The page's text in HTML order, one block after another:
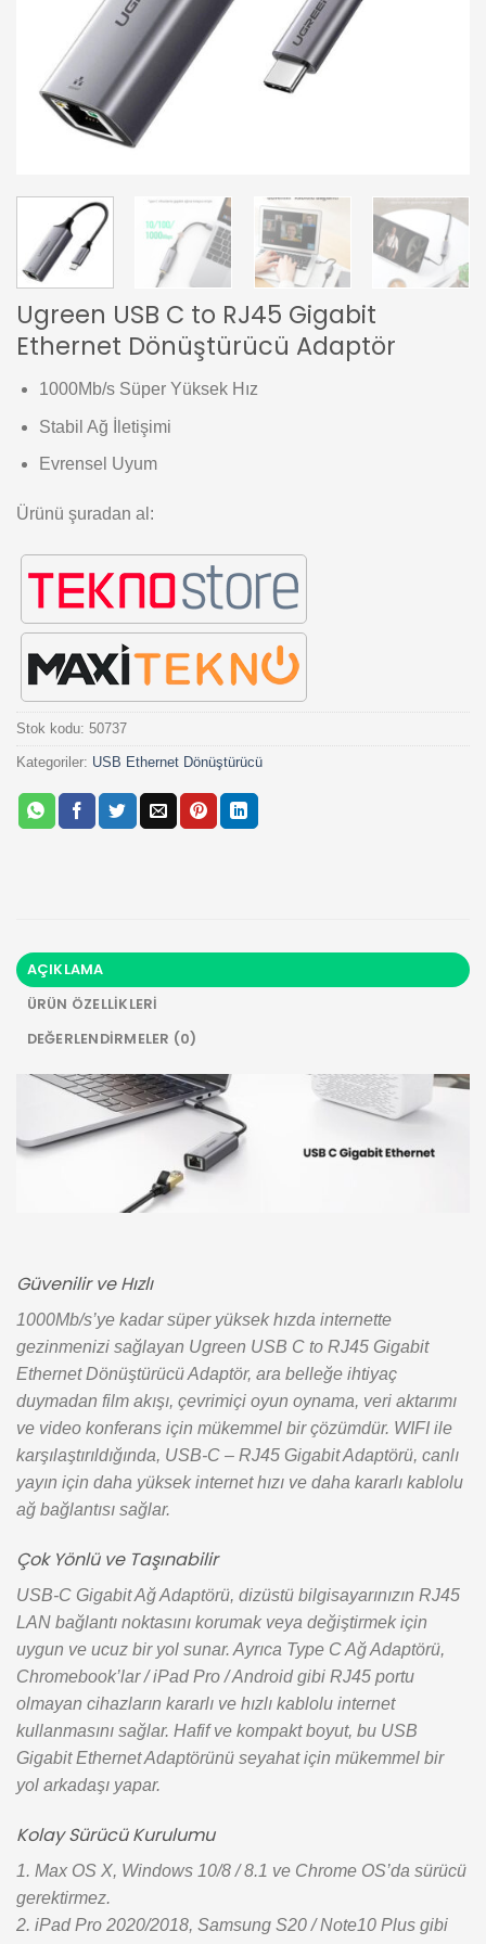
Ugreen USB C to RJ45 Gigabit
Ethernet Dönüştürücü Adaptör
1000Mb/s Süper Yüksek Hız
Stabil Ağ İletişimi
Evrensel Uyum
Ürünü şuradan al:
Stok kodu: 50737
Kategoriler: USB Ethernet Dönüştürücü
AÇIKLAMA
ÜRÜN ÖZELLIKLERI
DEĞERLENDIRMELER (0)
Güvenilir ve Hızlı
1000Mb/s’ye kadar süper yüksek hızda internette
gezinmenizi sağlayan Ugreen USB C to RJ45 Gigabit
Ethernet Dönüştürücü Adaptör, ara belleğe ihtiyaç
duymadan film akışı, çevrimiçi oyun oynama, veri aktarımı
ve video konferans için mükemmel bir çözümdür. WIFI ile
karşılaştırıldığında, USB-C – RJ45 Gigabit Adaptörü, canlı
yayın için daha yüksek internet hızı ve daha kararlı kablolu
ağ bağlantısı sağlar.
Çok Yönlü ve Taşınabilir
USB-C Gigabit Ağ Adaptörü, dizüstü bilgisayarınızın RJ45
LAN bağlantı noktasını korumak veya değiştirmek için
uygun ve ucuz bir yol sunar. Ayrıca Type C Ağ Adaptörü,
Chromebook’lar / iPad Pro / Android gibi RJ45 portu
olmayan cihazların kararlı ve hızlı kablolu internet
kullanmasını sağlar. Hafif ve kompakt boyut, bu USB
Gigabit Ethernet Adaptörünü seyahat için mükemmel bir
yol arkadaşı yapar.
Kolay Sürücü Kurulumu
1. Max OS X, Windows 10/8 / 8.1 ve Chrome OS’da sürücü
gerektirmez.
2. iPad Pro 2020/2018, Samsung S20 / Note10 Plus gibi